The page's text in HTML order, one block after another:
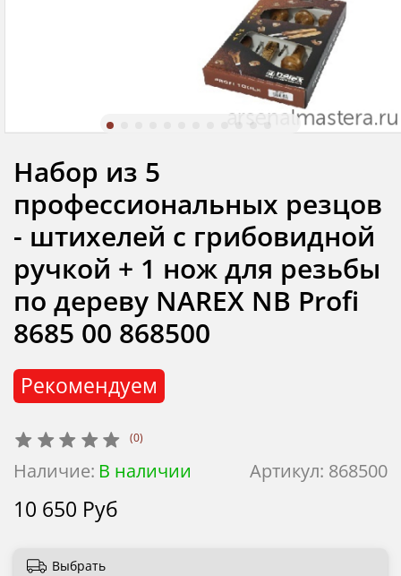
(0)
Артикул: 868500
Наличие: В наличии
Рекомендуем
Набор из 5
профессиональных резцов
- штихелей с грибовидной
ручкой + 1 нож для резьбы
по дереву NAREX NB Profi
8685 00 868500
10 650 Руб
Выбрать